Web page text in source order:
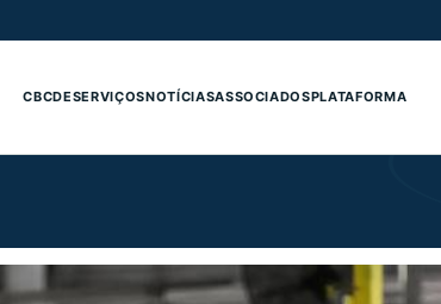
CBCDESERVIÇOSNOTÍCIASASSOCIADOSPLATAFORMA